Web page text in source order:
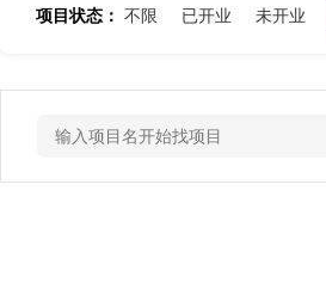
项目状态： 不限 已开业 未开业